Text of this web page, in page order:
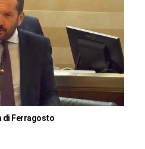
di Ferragosto